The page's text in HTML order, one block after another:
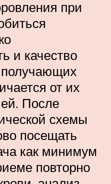
при
и качество
от их
После
схемы
посещать
как минимум
повторно